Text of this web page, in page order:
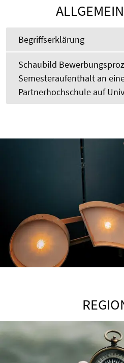
Begriffserklärung
Schaubild
Semesteraufenthalt an
Partnerhochschule auf